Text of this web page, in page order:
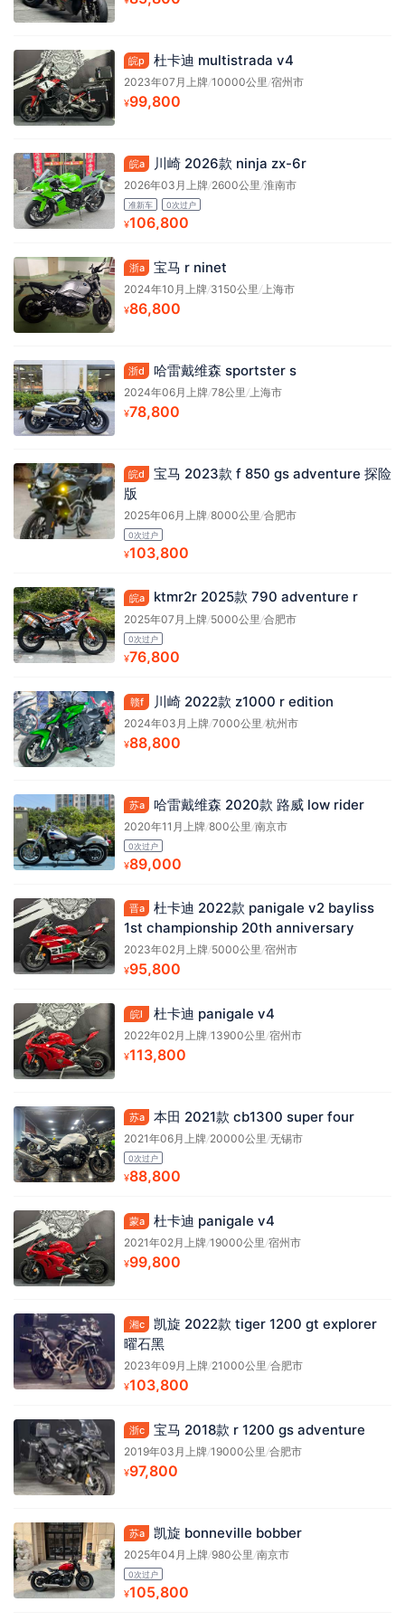
皖p 杜卡迪 multistrada v4
2023年07月上牌/10000公里 /宿州市
¥99,800
皖a 川崎 2026款 ninja zx-6r
2026年03月上牌/2600公里 /淮南市
准新车 0次过户
¥106,800
浙a 宝马 r ninet
2024年10月上牌/3150公里 /上海市
¥86,800
浙d 哈雷戴维森 sportster s
2024年06月上牌/78公里 /上海市
¥78,800
皖d
宝马 2023款 f 850 gs adventure 探险
版
2025年06月上牌/8000公里 /合肥市
0次过户
¥103,800
皖a ktmr2r 2025款 790 adventure r
2025年07月上牌/5000公里 /合肥市
0次过户
¥76,800
赣f 川崎 2022款 z1000 r edition
2024年03月上牌/7000公里 /杭州市
¥88,800
苏a 哈雷戴维森 2020款 路威 low rider
2020年11月上牌/800公里 /南京市
0次过户
¥89,000
晋a
杜卡迪 2022款 panigale v2 bayliss
1st championship 20th anniversary
2023年02月上牌/5000公里/宿州市
¥95,800
皖l 杜卡迪 panigale v4
2022年02月上牌/13900公里/宿州市
¥113,800
苏a 本田 2021款 cb1300 super four
2021年06月上牌/20000公里/无锡市
0次过户
¥88,800
蒙a 杜卡迪 panigale v4
2021年02月上牌/19000公里/宿州市
¥99,800
湘c
凯旋 2022款 tiger 1200 gt explorer
曜石黑
2023年09月上牌/21000公里/合肥市
¥103,800
浙c 宝马 2018款 r 1200 gs adventure
2019年03月上牌/19000公里/合肥市
¥97,800
苏a 凯旋 bonneville bobber
2025年04月上牌/980公里/南京市
0次过户
¥105,800